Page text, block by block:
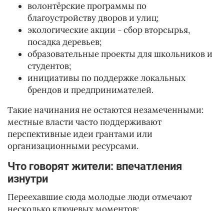
волонтёрские программы по
благоустройству дворов и улиц;
экологические акции - сбор вторсырья,
посадка деревьев;
образовательные проекты для школьников и
студентов;
инициативы по поддержке локальных
брендов и предпринимателей.
Такие начинания не остаются незамеченными:
местные власти часто поддерживают
перспективные идеи грантами или
организационными ресурсами.
Что говорят жители: впечатления
изнутри
Переехавшие сюда молодые люди отмечают